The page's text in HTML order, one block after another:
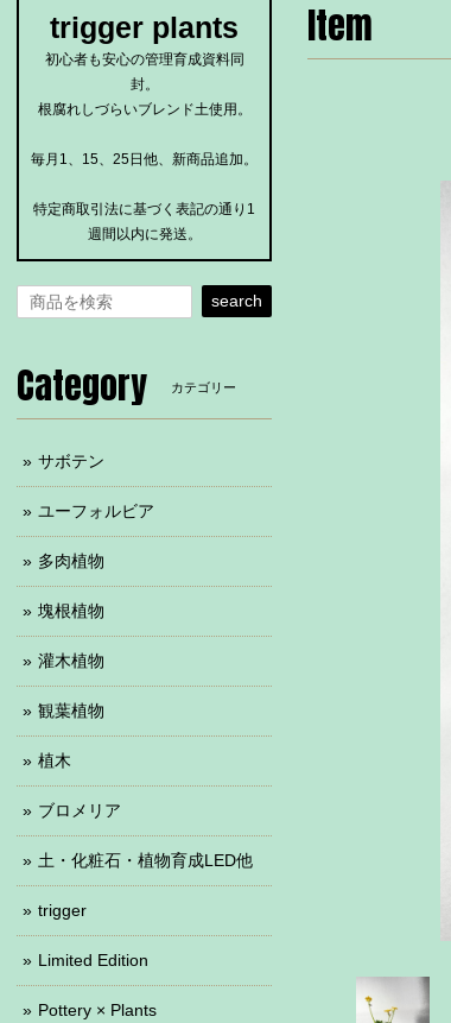
Item
trigger plants
初心者も安心の管理育成資料同
封。
根腐れしづらいブレンド土使用。
毎月1、15、25日他、新商品追加。
特定商取引法に基づく表記の通り1
週間以内に発送。
search
Category カテゴリー
サボテン
ユーフォルビア
多肉植物
塊根植物
灌木植物
観葉植物
植木
ブロメリア
土・化粧石・植物育成LED他
trigger
Limited Edition
Pottery × Plants